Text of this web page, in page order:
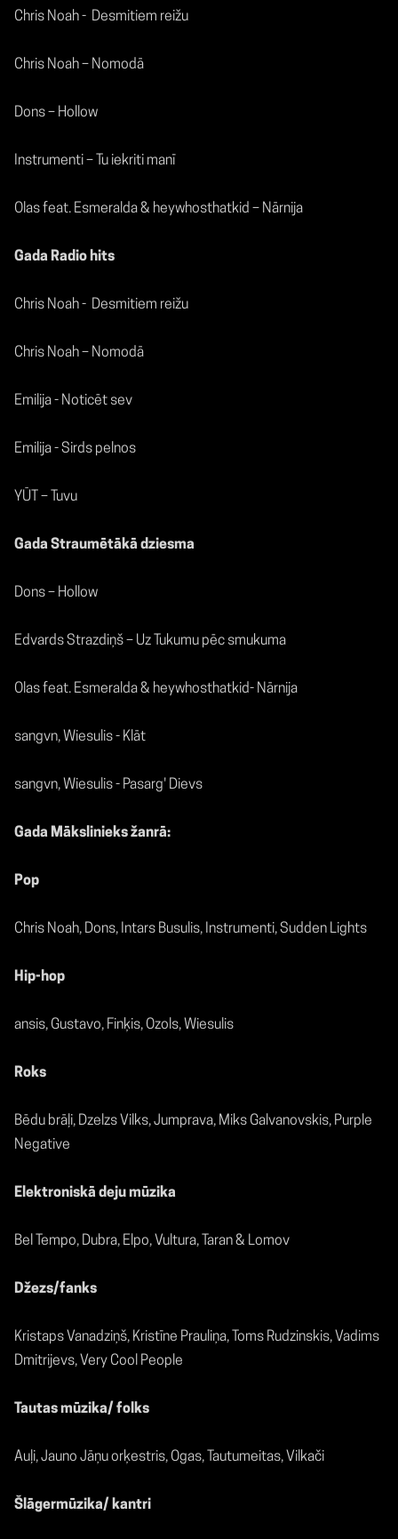
Chris Noah - Desmitiem reižu
Chris Noah – Nomodā
Dons – Hollow
Instrumenti – Tu iekriti manī
Olas feat. Esmeralda & heywhosthatkid – Nārnija
Gada Radio hits
Chris Noah - Desmitiem reižu
Chris Noah – Nomodā
Emilija - Noticēt sev
Emilija - Sirds pelnos
YŪT – Tuvu
Gada Straumētākā dziesma
Dons – Hollow
Edvards Strazdiņš – Uz Tukumu pēc smukuma
Olas feat. Esmeralda & heywhosthatkid- Nārnija
sangvn, Wiesulis - Klāt
sangvn, Wiesulis - Pasarg' Dievs
Gada Mākslinieks žanrā:
Pop
Chris Noah, Dons, Intars Busulis, Instrumenti, Sudden Lights
Hip-hop
ansis, Gustavo, Finķis, Ozols, Wiesulis
Roks
Bēdu brāļi, Dzelzs Vilks, Jumprava, Miks Galvanovskis, Purple
Negative
Elektroniskā deju mūzika
Bel Tempo, Dubra, Elpo, Vultura, Taran & Lomov
Džezs/fanks
Kristaps Vanadziņš, Kristīne Prauliņa, Toms Rudzinskis, Vadims
Dmitrijevs, Very Cool People
Tautas mūzika/ folks
Auļi, Jauno Jāņu orķestris, Ogas, Tautumeitas, Vilkači
Šlāgermūzika/ kantri